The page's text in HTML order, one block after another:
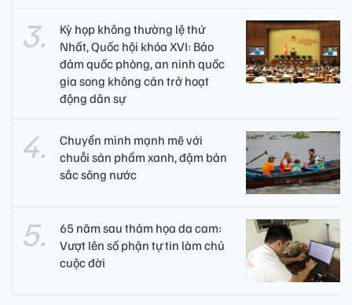
Kỳ họp không thường lệ thứ
Nhất, Quốc hội khóa XVI: Bảo
đảm quốc phòng, an ninh quốc
gia song không cản trở hoạt
động dân sự
Chuyển mình mạnh mẽ với
chuỗi sản phẩm xanh, đậm bản
sắc sông nước
65 năm sau thảm họa da cam:
Vượt lên số phận tự tin làm chủ
cuộc đời